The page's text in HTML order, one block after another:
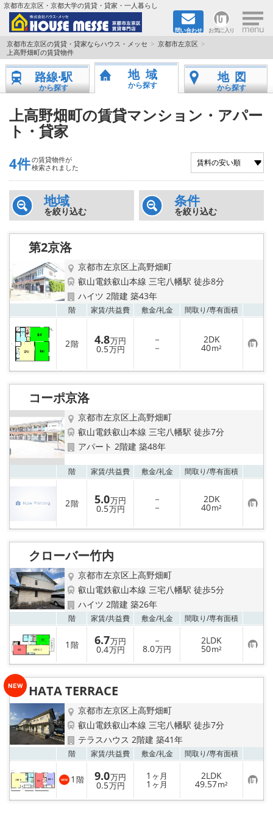
京都市左京区・京都大学の賃貸・貸家・一人暮らし
問い合わせ お気に入り ×
TOPページ
地図から検索
京都大学＆京都芸術大学生さんに
書類DL & 入居者さまへ
家族で住むならマンション？賃家？
一人暮らしの物件特集
ペット相談OKの賃貸！
特選物件
ハウスメーカー施工特集！
路線·駅から探す
IT重説について
スタッフ紹介
賃貸管理の北白川店
店舗情報·アクセス
会社概要
メールでお問い合わせ
京都市左京区の賃貸・貸家ならハウス・メッセ
京都市左京区
上高野畑町の賃貸物件
路線·駅
から探す
地域
から探す
地図
から探す
上高野畑町の賃貸マンション・アパー
ト・貸家
4件の賃貸物件が
検索されました
地域
を絞り込む
条件
を絞り込む
第2京洛
京都市左京区上高野畑町
叡山電鉄叡山本線 三宅八幡駅 徒歩8分
ハイツ 2階建 築43年
階 家賃/共益費 敷金/礼金 間取り/専有面積
2階 4.8万円
0.5万円
－
－
2DK
40m² お
気
に
入
り
コーポ京洛
京都市左京区上高野畑町
叡山電鉄叡山本線 三宅八幡駅 徒歩7分
アパート 2階建 築48年
階 家賃/共益費 敷金/礼金 間取り/専有面積
2階 5.0万円
0.5万円
－
－
2DK
40m² お
気
に
入
り
クローバー竹内
京都市左京区上高野畑町
叡山電鉄叡山本線 三宅八幡駅 徒歩5分
ハイツ 2階建 築26年
階 家賃/共益費 敷金/礼金 間取り/専有面積
1 階 6.7万円
0.4万円
－
8.0万円
2LDK
50m² お
気
に
HATA TERRACE
京都市左京区上高野畑町
叡山電鉄叡山本線 三宅八幡駅 徒歩7分
テラスハウス 2階建 築41年
階 家賃/共益費 敷金/礼金 間取り/専有面積
1 階 9.0万円
0.5万円
1 ヶ月
1 ヶ月
2LDK
49.57m² お
気
に